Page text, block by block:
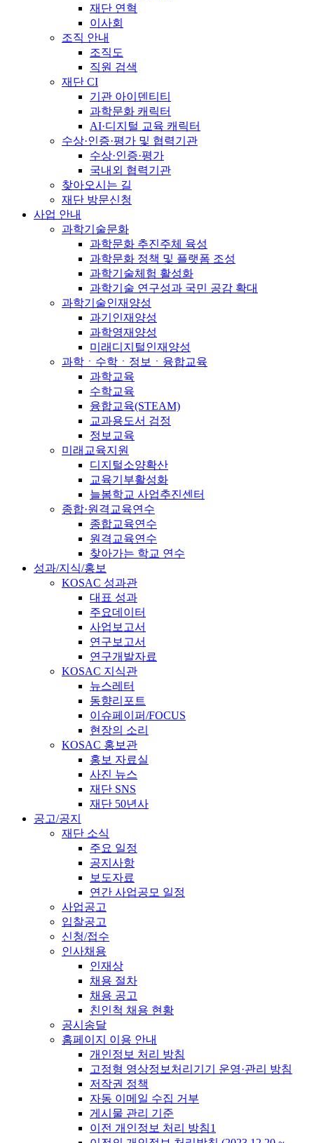
재단 연혁
이사회
조직 안내
조직도
직원 검색
재단 CI
기관 아이덴티티
과학문화 캐릭터
AI·디지털 교육 캐릭터
수상·인증·평가 및 협력기관
수상·인증·평가
국내외 협력기관
찾아오시는 길
재단 방문신청
사업 안내
과학기술문화
과학문화 추진주체 육성
과학문화 정책 및 플랫폼 조성
과학기술체험 활성화
과학기술 연구성과 국민 공감 확대
과학기술인재양성
과기인재양성
과학영재양성
미래디지털인재양성
과학ㆍ수학ㆍ정보ㆍ융합교육
과학교육
수학교육
융합교육(STEAM)
교과용도서 검정
정보교육
미래교육지원
디지털소양확산
교육기부활성화
늘봄학교 사업추진센터
종합·원격교육연수
종합교육연수
원격교육연수
찾아가는 학교 연수
성과/지식/홍보
KOSAC 성과관
대표 성과
주요데이터
사업보고서
연구보고서
연구개발자료
KOSAC 지식관
뉴스레터
동향리포트
이슈페이퍼/FOCUS
현장의 소리
KOSAC 홍보관
홍보 자료실
사진 뉴스
재단 SNS
재단 50년사
공고/공지
재단 소식
주요 일정
공지사항
보도자료
연간 사업공모 일정
사업공고
입찰공고
신청/접수
인사채용
인재상
채용 절차
채용 공고
친인척 채용 현황
공시송달
홈페이지 이용 안내
개인정보 처리 방침
고정형 영상정보처리기기 운영·관리 방침
저작권 정책
자동 이메일 수집 거부
게시물 관리 기준
이전 개인정보 처리 방침1